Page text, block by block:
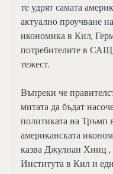
те удрят самата
актуално проучване
икономика в Кил,
потребителите в
тежест.
Въпреки че
митата да бъдат
политиката на Тръмп
американската
казва Джулиан Хинц ,
Института в Кил и